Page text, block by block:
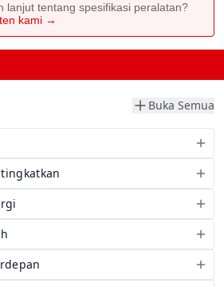
lanjut tentang spesifikasi peralatan?
kami →
Buka Semua